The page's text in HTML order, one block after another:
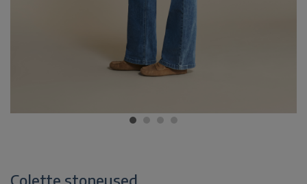
Colette stoneused